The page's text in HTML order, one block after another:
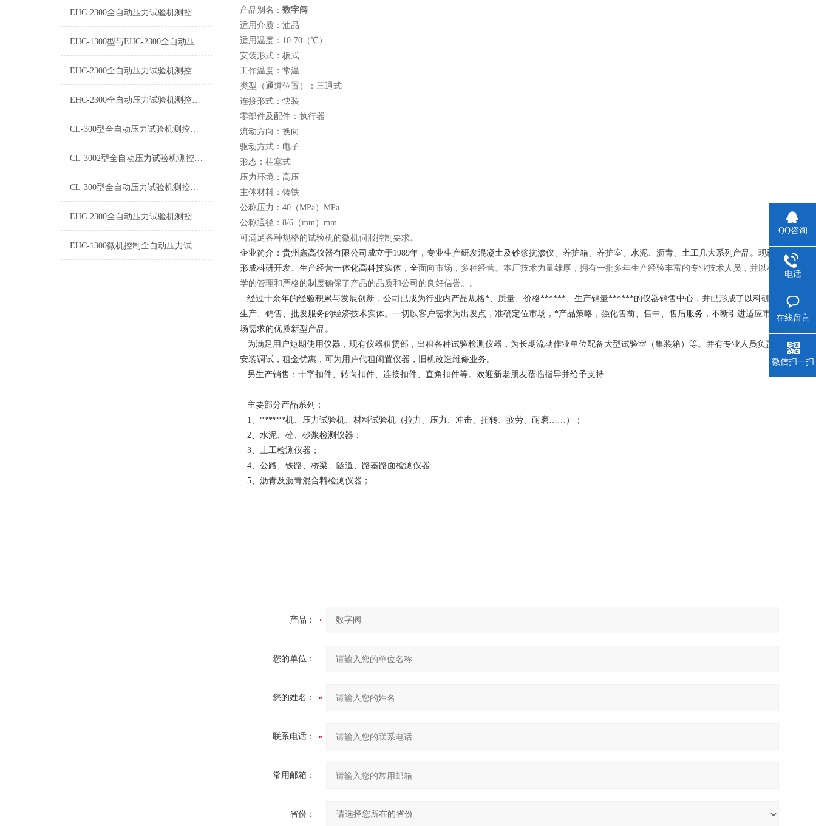
EHC-2300全自动压力试验机测控系统程序
EHC-1300型与EHC-2300全自动压力试验机测控系统的区别
EHC-2300全自动压力试验机测控系统软件升级
EHC-2300全自动压力试验机测控系统*维修
CL-300型全自动压力试验机测控系统*维修
CL-3002型全自动压力试验机测控系统厂家技术指导
CL-300型全自动压力试验机测控系统厂家技术支持
EHC-2300全自动压力试验机测控系统终身维修
EHC-1300微机控制全自动压力试验机测控系统终身维修
产品别名： 数字阀
适用介质：油品
适用温度：10-70（℃）
安装形式：板式
工作温度：常温
类型（通道位置）：三通式
连接形式：快装
零部件及配件：执行器
流动方向：换向
驱动方式：电子
形态：柱塞式
压力环境：高压
主体材料：铸铁
公称压力：40（MPa）MPa
公称通径：8/6（mm）mm
可满足各种规格的试验机的微机伺服控制要求。
企业简介：贵州鑫高仪器有限公司成立于1989年，专业生产研发混凝土及砂浆抗渗仪、养护箱、养护室、水泥、沥青、土工几大系列产品。现已
形成科研开发、生产经营一体化高科技实体，全面向市场，多种经营。本厂技术力量雄厚，拥有一批多年生产经验丰富的专业技术人员，并以科
学的管理和严格的制度确保了产品的品质和公司的良好信誉。。
经过十余年的经验积累与发展创新，公司已成为行业内产品规格*、质量、价格******、生产销量******的仪器销售中心，并已形成了以科研、
生产、销售、批发服务的经济技术实体。一切以客户需求为出发点，准确定位市场，*产品策略，强化售前、售中、售后服务，不断引进适应市
场需求的优质新型产品。
为满足用户短期使用仪器，现有仪器租赁部，出租各种试验检测仪器，为长期流动作业单位配备大型试验室（集装箱）等。并有专业人员负责
安装调试，租金优惠，可为用户代租闲置仪器，旧机改造维修业务。
另生产销售：十字扣件、转向扣件、连接扣件、直角扣件等。欢迎新老朋友蓓临指导并给予支持
主要部分产品系列：
1、******机、压力试验机、材料试验机（拉力、压力、冲击、扭转、疲劳、耐磨……）；
2、水泥、砼、砂浆检测仪器；
3、土工检测仪器；
4、公路、铁路、桥梁、隧道、路基路面检测仪器
5、沥青及沥青混合料检测仪器；
产品：
您的单位：
您的姓名：
联系电话：
常用邮箱：
省份：
QQ咨询
电话
在线留言
微信扫一扫